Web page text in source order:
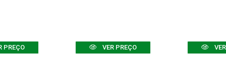
PREÇO VER PREÇO